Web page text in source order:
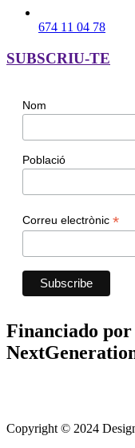
674 11 04 78
SUBSCRIU-TE
Nom
Població
Correu electrònic *
Financiado
Copyright © 2024